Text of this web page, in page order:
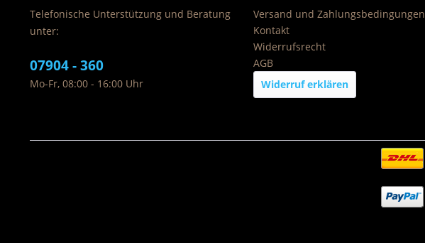
Telefonische Unterstützung und Beratung
unter:
07904 - 360
Mo-Fr, 08:00 - 16:00 Uhr
Versand und Zahlungsbedingungen
Kontakt
Widerrufsrecht
AGB
Widerruf erklären